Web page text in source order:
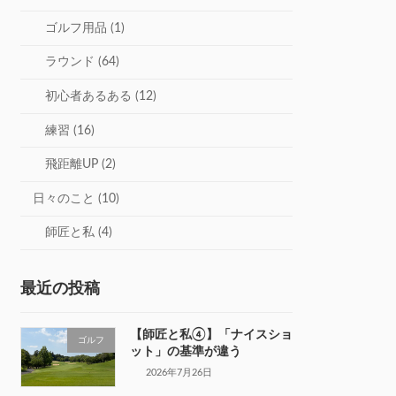
ゴルフ用品 (1)
ラウンド (64)
初心者あるある (12)
練習 (16)
飛距離UP (2)
日々のこと (10)
師匠と私 (4)
最近の投稿
ゴルフ
【師匠と私④】「ナイスショ
ット」の基準が違う
2026年7月26日